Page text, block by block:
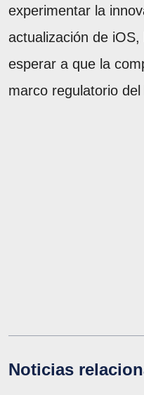
experimentar la
actualización de
esperar a que la
marco regulatorio del
Noticias